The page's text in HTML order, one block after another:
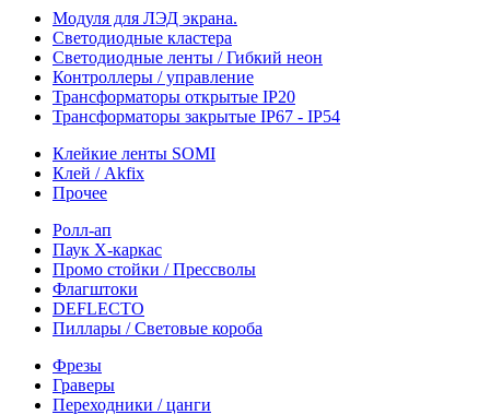
Модуля для ЛЭД экрана.
Светодиодные кластера
Светодиодные ленты / Гибкий неон
Контроллеры / управление
Трансформаторы открытые IP20
Трансформаторы закрытые IP67 - IP54
Клейкие ленты SOMI
Клей / Akfix
Прочее
Ролл-ап
Паук X-каркас
Промо стойки / Прессволы
Флагштоки
DEFLECTO
Пиллары / Световые короба
Фрезы
Граверы
Переходники / цанги